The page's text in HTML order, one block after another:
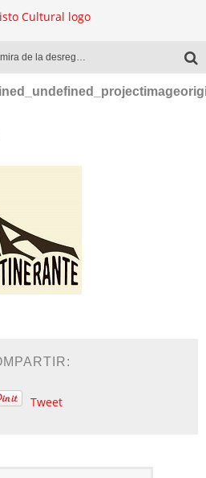
El libro en la mira de la desregulación
| El llovedor
Tweet